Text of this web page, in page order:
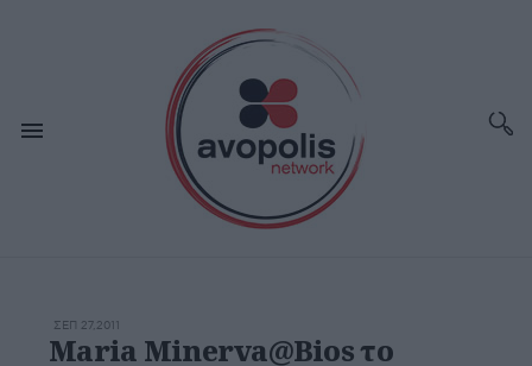
ΣΕΠ 27,2011
Maria Minerva@Bios το